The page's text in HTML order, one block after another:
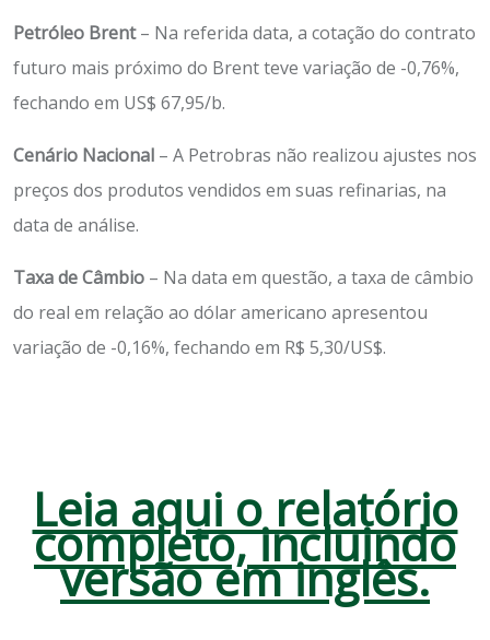
Petróleo Brent– Na referida data, a cotação do contrato
futuro mais próximo do Brent teve variação de -0,76%,
fechando em US$ 67,95/b.
Cenário Nacional – A Petrobras não realizou ajustes nos
preços dos produtos vendidos em suas refinarias, na
data de análise.
Taxa de Câmbio – Na data em questão, a taxa de câmbio
do real em relação ao dólar americano apresentou
variação de -0,16%, fechando em R$ 5,30/US$.
Leia aqui o relatório
completo, incluindo
versão em inglês.